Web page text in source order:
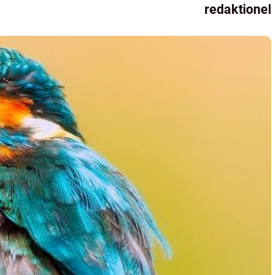
redaktionel